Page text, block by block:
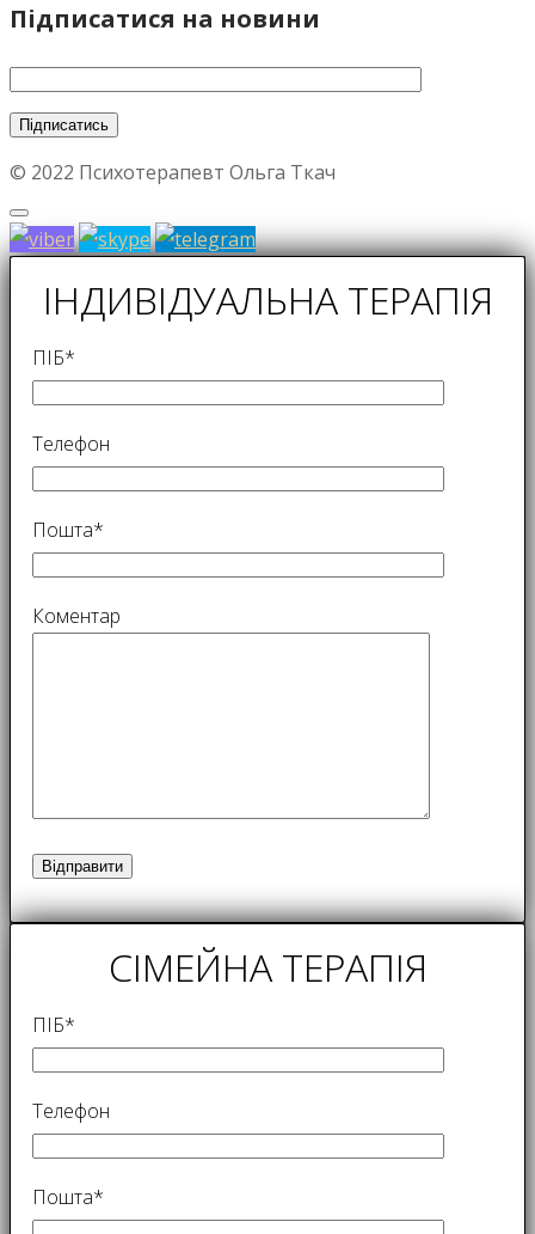
Підписатися на новини
© 2022 Психотерапевт Ольга Ткач
ІНДИВІДУАЛЬНА ТЕРАПІЯ
ПІБ*
Телефон
Пошта*
Коментар
СІМЕЙНА ТЕРАПІЯ
ПІБ*
Телефон
Пошта*